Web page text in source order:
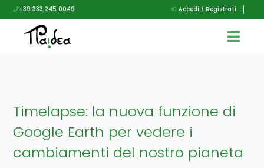
+39 333 245 0049 Accedi / Registrati
Timelapse: la nuova funzione di
Google Earth per vedere i
cambiamenti del nostro pianeta